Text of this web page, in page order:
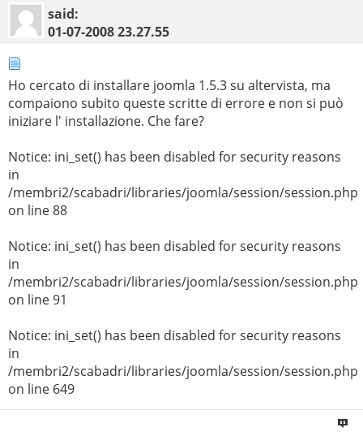
said:
01-07-200823.27.55
Ho cercato di installare joomla 1.5.3 su altervista, ma
compaiono subito queste scritte di errore e non si può
iniziare l' installazione. Che fare?
Notice: ini_set() has been disabled for security reasons
in
/membri2/scabadri/libraries/joomla/session/session.php
on line 88
Notice: ini_set() has been disabled for security reasons
in
/membri2/scabadri/libraries/joomla/session/session.php
on line 91
Notice: ini_set() has been disabled for security reasons
in
/membri2/scabadri/libraries/joomla/session/session.php
on line 649